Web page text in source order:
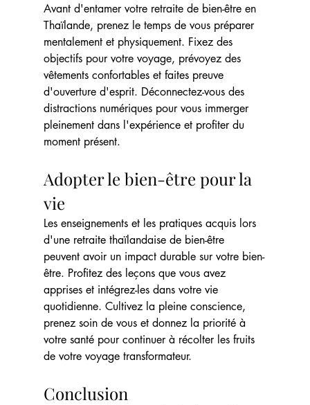
Avant d'entamer votre retraite de bien-être en
Thaïlande, prenez le temps de vous préparer
mentalement et physiquement. Fixez des
objectifs pour votre voyage, prévoyez des
vêtements confortables et faites preuve
d'ouverture d'esprit. Déconnectez-vous des
distractions numériques pour vous immerger
pleinement dans l'expérience et profiter du
moment présent.
Adopter le bien-être pour la
vie
Les enseignements et les pratiques acquis lors
d'une retraite thaïlandaise de bien-être
peuvent avoir un impact durable sur votre bien-
être. Profitez des leçons que vous avez
apprises et intégrez-les dans votre vie
quotidienne. Cultivez la pleine conscience,
prenez soin de vous et donnez la priorité à
votre santé pour continuer à récolter les fruits
de votre voyage transformateur.
Conclusion